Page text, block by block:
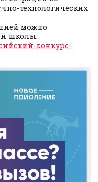
технологических
можно
школы.
конкурс-